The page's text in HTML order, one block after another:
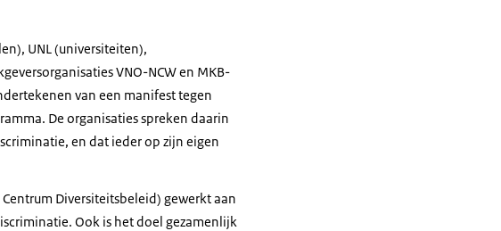
UNL (universiteiten),
VNO-NCW en MKB-
van een manifest tegen
De organisaties spreken daarin
en dat ieder op zijn eigen
Diversiteitsbeleid) gewerkt aan
Ook is het doel gezamenlijk